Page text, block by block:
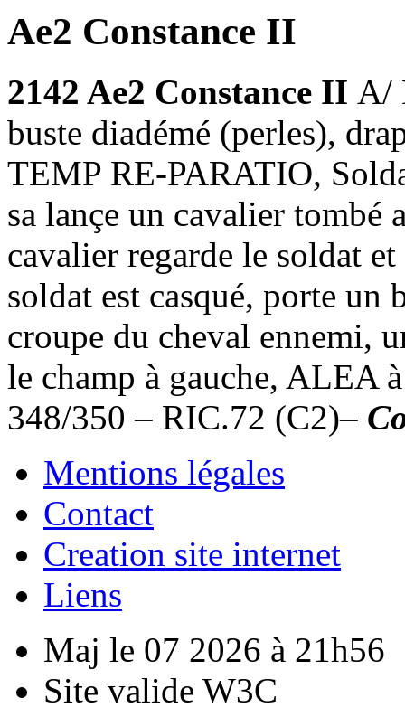
Ae2 Constance II
2142 Ae2 Constance II A/
buste diadémé (perles),
TEMP RE-PARATIO,
sa lançe un cavalier tombé
cavalier regarde le soldat
soldat est casqué, porte un
croupe du cheval ennemi,
le champ à gauche, ALEA
348/350 – RIC.72 (C2)–
Mentions légales
Contact
Creation site internet
Liens
Maj le 07 2026 à 21h56
Site valide W3C